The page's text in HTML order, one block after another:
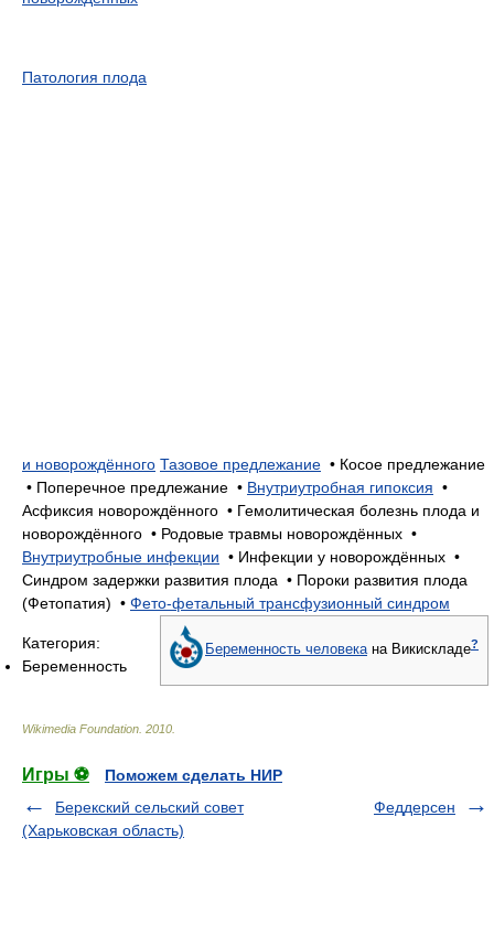
Патология плода
и новорождённого Тазовое предлежание • Косое предлежание
• Поперечное предлежание • Внутриутробная гипоксия •
Асфиксия новорождённого • Гемолитическая болезнь плода и
новорождённого • Родовые травмы новорождённых •
Внутриутробные инфекции • Инфекции у новорождённых •
Синдром задержки развития плода • Пороки развития плода
(Фетопатия) • Фето-фетальный трансфузионный синдром
Беременность человека на Викискладе?
Категория:
Беременность
Wikimedia Foundation 2010
Игры ⚽
Поможем сделать НИР
Берекский сельский совет
(Харьковская область)
Феддерсен